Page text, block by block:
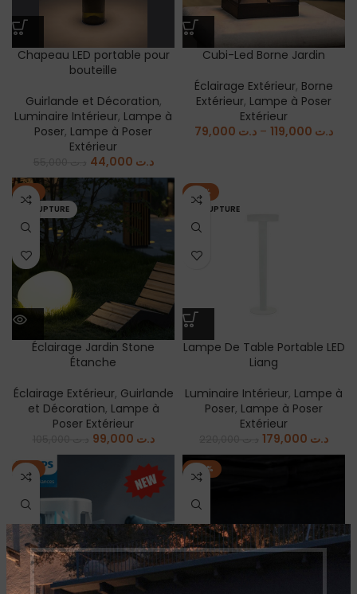
Chapeau LED portable pour
bouteille
Guirlande et Décoration,
Luminaire Intérieur, Lampe à
Poser, Lampe à Poser
Extérieur
د.ت
Cubi-Led Borne Jardin
Éclairage Extérieur, Borne
Extérieur, Lampe à Poser
Extérieur
د.ت – د.ت
-6%
EN RUPTURE
Éclairage Jardin Stone
Étanche
Éclairage Extérieur, Guirlande
et Décoration, Lampe à
Poser Extérieur
د.ت
-19%
EN RUPTURE
Lampe De Table Portable LED
Liang
Luminaire Intérieur, Lampe à
Poser, Lampe à Poser
Extérieur
د.ت
-5% -20%